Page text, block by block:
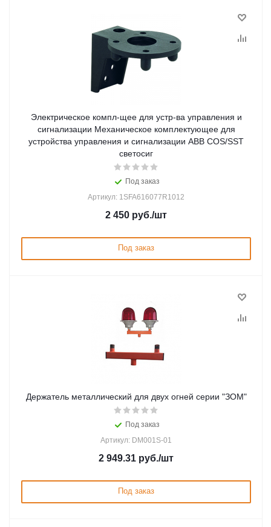
Электрическое компл-щее для устр-ва управления и
сигнализации Механическое комплектующее для
устройства управления и сигнализации ABB COS/SST
светосиг
Под заказ
Артикул: 1SFA616077R1012
2 450 руб./шт
Под заказ
Держатель металлический для двух огней серии "ЗОМ"
Под заказ
Артикул: DM001S-01
2 949.31 руб./шт
Под заказ